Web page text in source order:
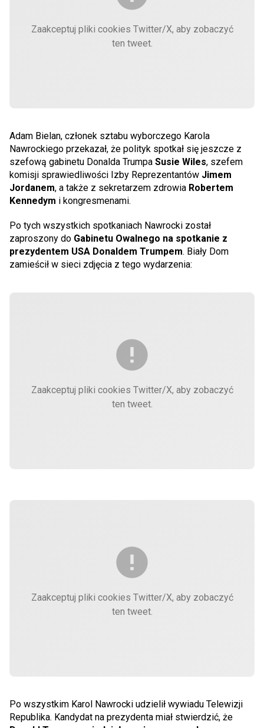
Zaakceptuj pliki cookies Twitter/X, aby zobaczyć
ten tweet.
Adam Bielan, członek sztabu wyborczego Karola
Nawrockiego przekazał, że polityk spotkał się jeszcze z
szefową gabinetu Donalda Trumpa Susie Wiles, szefem
komisji sprawiedliwości Izby Reprezentantów Jimem
Jordanem, a także z sekretarzem zdrowia Robertem
Kennedym i kongresmenami.
Po tych wszystkich spotkaniach Nawrocki został
zaproszony do Gabinetu Owalnego na spotkanie z
prezydentem USA Donaldem Trumpem. Biały Dom
zamieścił w sieci zdjęcia z tego wydarzenia:
Zaakceptuj pliki cookies Twitter/X, aby zobaczyć
ten tweet.
Zaakceptuj pliki cookies Twitter/X, aby zobaczyć
ten tweet.
Po wszystkim Karol Nawrocki udzielił wywiadu Telewizji
Republika. Kandydat na prezydenta miał stwierdzić, że